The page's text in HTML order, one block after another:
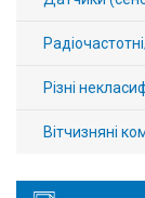
Різні
Вітчизняні